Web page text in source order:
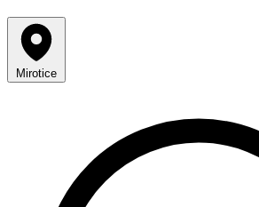
Mirotice